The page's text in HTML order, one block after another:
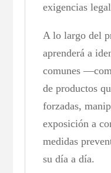
exigencias
A lo largo del
aprenderá a
comunes
de productos
forzadas,
exposición a
medidas
su día a día.